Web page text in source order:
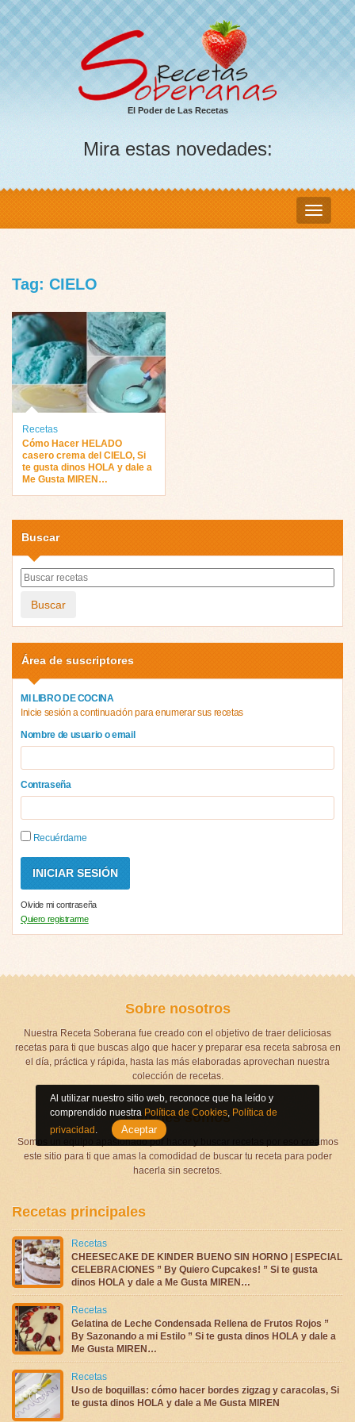
El Poder de Las Recetas
Mira estas novedades:
Tag: CIELO
Recetas
Cómo Hacer HELADO
casero crema del CIELO, Si
te gusta dinos HOLA y dale a
Me Gusta MIREN…
Buscar
Buscar
Área de suscriptores
MI LIBRO DE COCINA
Inicie sesión a continuación para enumerar sus recetas
Nombre de usuario o email
Contraseña
Recuérdame
Olvide mi contraseña
Quiero registrarme
Sobre nosotros
Nuestra Receta Soberana fue creado con el objetivo de traer deliciosas
recetas para ti que buscas algo que hacer y preparar esa receta sabrosa en
el día, práctica y rápida, hasta las más elaboradas aprovechan nuestra
colección de recetas.
Quienes somos
Somos un equipo apasionado por hacer y buscar recetas por eso creamos
este sitio para ti que amas la comodidad de buscar tu receta para poder
hacerla sin secretos.
Recetas principales
Recetas
CHEESECAKE DE KINDER BUENO SIN HORNO | ESPECIAL
CELEBRACIONES ” By Quiero Cupcakes! ” Si te gusta
dinos HOLA y dale a Me Gusta MIREN…
Recetas
Gelatina de Leche Condensada Rellena de Frutos Rojos ”
By Sazonando a mi Estilo ” Si te gusta dinos HOLA y dale a
Me Gusta MIREN…
Recetas
Uso de boquillas: cómo hacer bordes zigzag y caracolas, Si
te gusta dinos HOLA y dale a Me Gusta MIREN
Al utilizar nuestro sitio web, reconoce que ha leído y
comprendido nuestra Política de Cookies, Política de
privacidad . Aceptar